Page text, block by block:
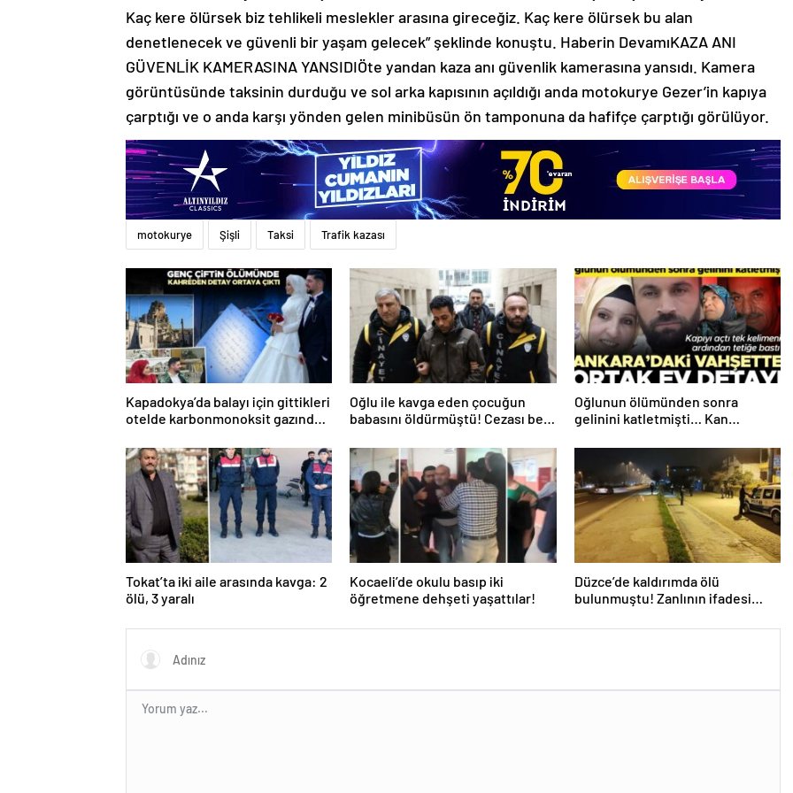
Kaç kere ölürsek biz tehlikeli meslekler arasına gireceğiz. Kaç kere ölürsek bu alan
denetlenecek ve güvenli bir yaşam gelecek” şeklinde konuştu. Haberin DevamıKAZA ANI
GÜVENLİK KAMERASINA YANSIDIÖte yandan kaza anı güvenlik kamerasına yansıdı. Kamera
görüntüsünde taksinin durduğu ve sol arka kapısının açıldığı anda motokurye Gezer’in kapıya
çarptığı ve o anda karşı yönden gelen minibüsün ön tamponuna da hafifçe çarptığı görülüyor.
motokurye Şişli Taksi Trafik kazası
Kapadokya’da balayı için gittikleri
otelde karbonmonoksit gazından
ölümünde kahreden detay
Oğlu ile kavga eden çocuğun
babasını öldürmüştü! Cezası belli
maruz kalıyordu’
Oğlunun ölümünden sonra
gelinini katletmişti… Kan
detayı! Tek kelimenin ardından
tetiğe basmış…
Tokat’ta iki aile arasında kavga: 2
ölü, 3 yaralı
Kocaeli’de okulu basıp iki
öğretmene dehşeti yaşattılar!
Düzce’de kaldırımda ölü
bulunmuştu! Zanlının ifadesi
için öldürdüm’